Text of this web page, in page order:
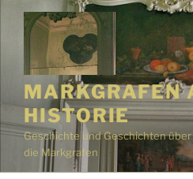
Zum
Inhalt
springen
MARKGRAFEN
HISTORIE
Geschichte und Geschichten
die Markgrafen